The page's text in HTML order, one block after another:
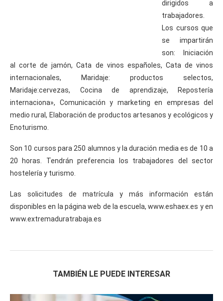
dirigidos a
trabajadores.
Los cursos que
se impartirán
son: Iniciación
al corte de jamón, Cata de vinos españoles, Cata de vinos
internacionales, Maridaje: productos selectos,
Maridaje:cervezas, Cocina de aprendizaje, Repostería
internaciona», Comunicación y marketing en empresas del
medio rural, Elaboración de productos artesanos y ecológicos y
Enoturismo.
Son 10 cursos para 250 alumnos y la duración media es de 10 a
20 horas. Tendrán preferencia los trabajadores del sector
hostelería y turismo.
Las solicitudes de matrícula y más información están
disponibles en la página web de la escuela, www.eshaex.es y en
www.extremaduratrabaja.es
TAMBIÉN LE PUEDE INTERESAR